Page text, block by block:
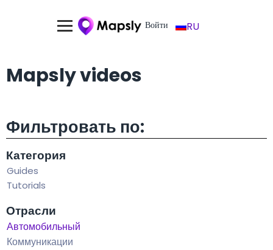
Войти RU
Mapsly videos
Фильтровать по:
Категория
Guides
Tutorials
Отрасли
Автомобильный
Коммуникации